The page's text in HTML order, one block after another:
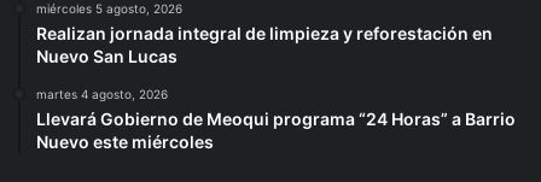
miércoles 5 agosto, 2026
Realizan jornada integral de limpieza y reforestación en
Nuevo San Lucas
martes 4 agosto, 2026
Llevará Gobierno de Meoqui programa “24 Horas” a Barrio
Nuevo este miércoles